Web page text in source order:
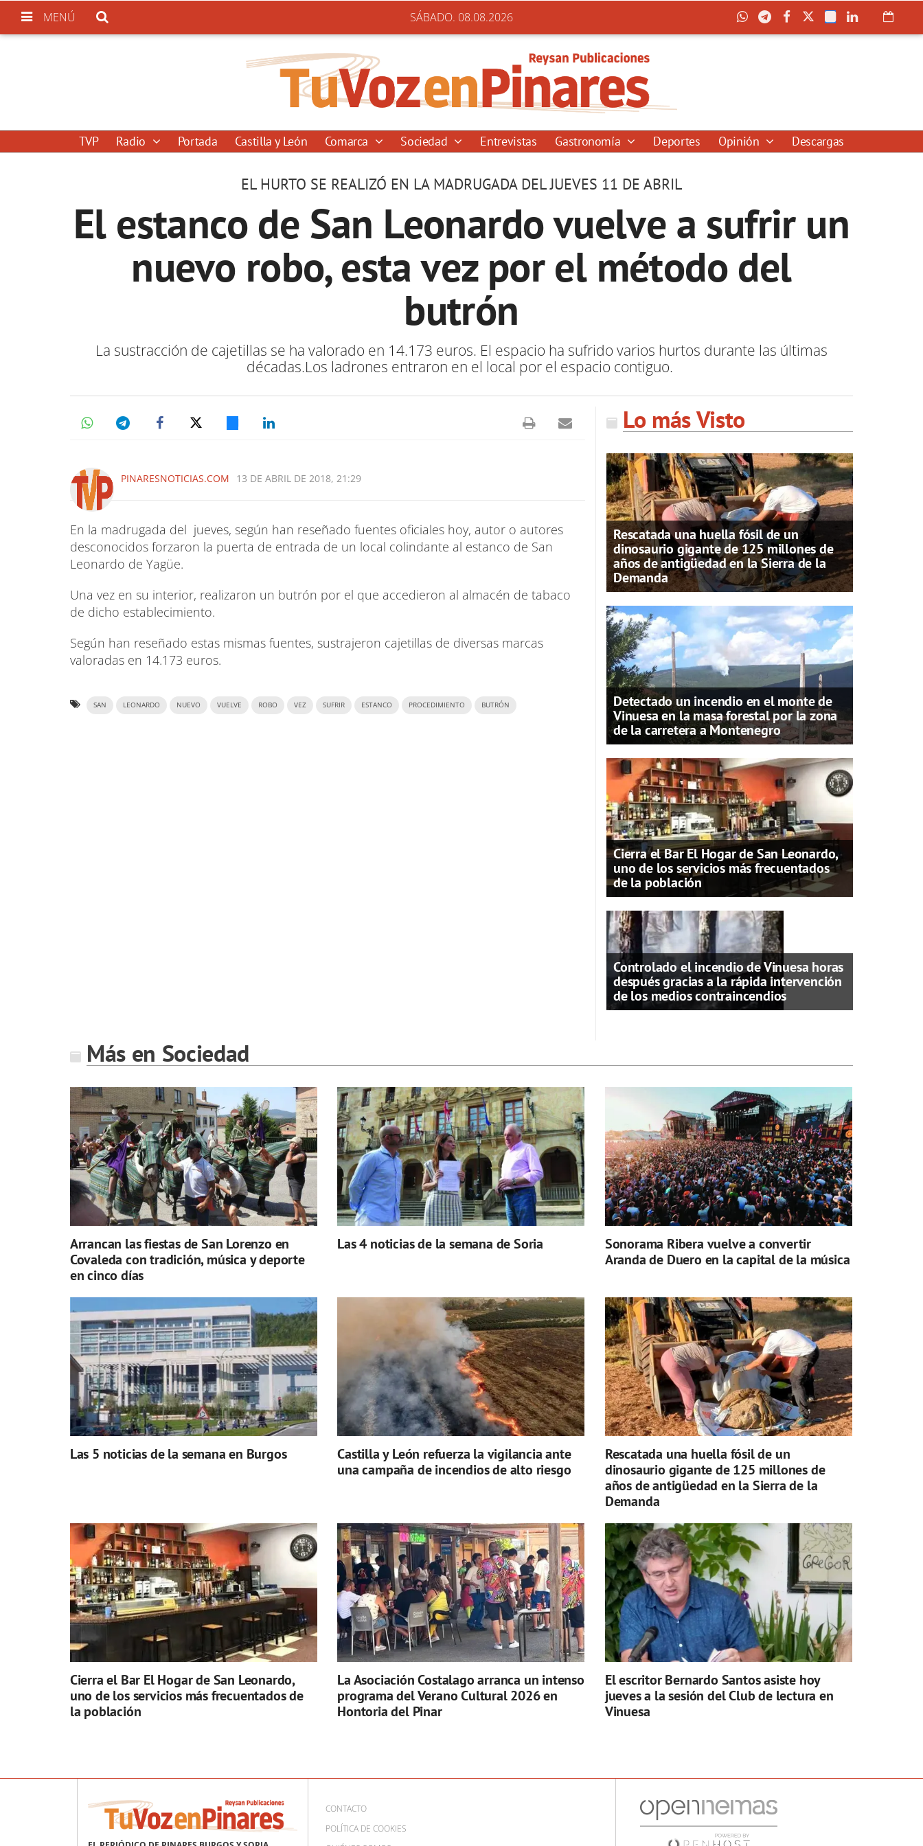
MENÚ SÁBADO. 08.08.2026
TVP Radio Portada Castilla y León Comarca Sociedad Entrevistas Gastronomía Deportes Opinión Descargas
EL HURTO SE REALIZÓ EN LA MADRUGADA DEL JUEVES 11 DE ABRIL
El estanco de San Leonardo vuelve a sufrir un
nuevo robo, esta vez por el método del
butrón
La sustracción de cajetillas se ha valorado en 14.173 euros. El espacio ha sufrido varios hurtos durante las últimas
décadas.Los ladrones entraron en el local por el espacio contiguo.
PINARESNOTICIAS.COM 13 DE ABRIL DE 2018, 21:29
En la madrugada del jueves, según han reseñado fuentes oficiales hoy, autor o autores
desconocidos forzaron la puerta de entrada de un local colindante al estanco de San
Leonardo de Yagüe.
Una vez en su interior, realizaron un butrón por el que accedieron al almacén de tabaco
de dicho establecimiento.
Según han reseñado estas mismas fuentes, sustrajeron cajetillas de diversas marcas
valoradas en 14.173 euros.
SAN LEONARDO NUEVO VUELVE ROBO VEZ SUFRIR ESTANCO PROCEDIMIENTO BUTRÓN
Lo más Visto
Rescatada una huella fósil de un
dinosaurio gigante de 125 millones de
años de antigüedad en la Sierra de la
Demanda
Detectado un incendio en el monte de
Vinuesa en la masa forestal por la zona
de la carretera a Montenegro
Cierra el Bar El Hogar de San Leonardo,
uno de los servicios más frecuentados
de la población
Controlado el incendio de Vinuesa horas
después gracias a la rápida intervención
de los medios contraincendios
Más en Sociedad
Arrancan las fiestas de San Lorenzo en
Covaleda con tradición, música y deporte
en cinco días
Las 4 noticias de la semana de Soria
Sonorama Ribera vuelve a convertir
Aranda de Duero en la capital de la música
Las 5 noticias de la semana en Burgos
Castilla y León refuerza la vigilancia ante
una campaña de incendios de alto riesgo
Rescatada una huella fósil de un
dinosaurio gigante de 125 millones de
años de antigüedad en la Sierra de la
Demanda
Cierra el Bar El Hogar de San Leonardo,
uno de los servicios más frecuentados de
la población
La Asociación Costalago arranca un intenso
programa del Verano Cultural 2026 en
Hontoria del Pinar
El escritor Bernardo Santos asiste hoy
jueves a la sesión del Club de lectura en
Vinuesa
CONTACTO
POLÍTICA DE COOKIES